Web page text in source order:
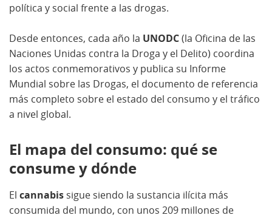
política y social frente a las drogas.
Desde entonces, cada año la UNODC(la Oficina de las
Naciones Unidas contra la Droga y el Delito) coordina
los actos conmemorativos y publica su Informe
Mundial sobre las Drogas, el documento de referencia
más completo sobre el estado del consumo y el tráfico
a nivel global.
El mapa del consumo: qué se
consume y dónde
El cannabis sigue siendo la sustancia ilícita más
consumida del mundo, con unos 209 millones de